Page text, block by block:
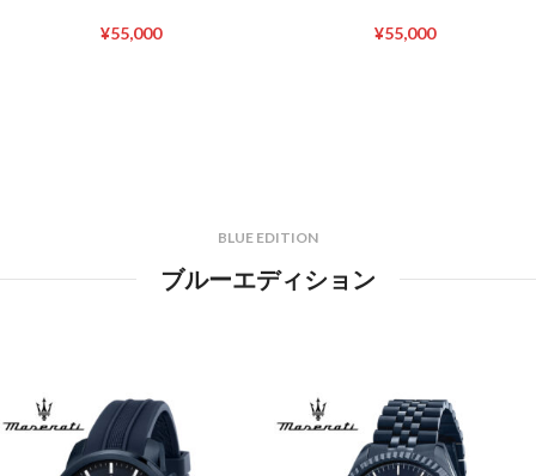
¥55,000 ¥55,000
BLUE EDITION
ブルーエディション